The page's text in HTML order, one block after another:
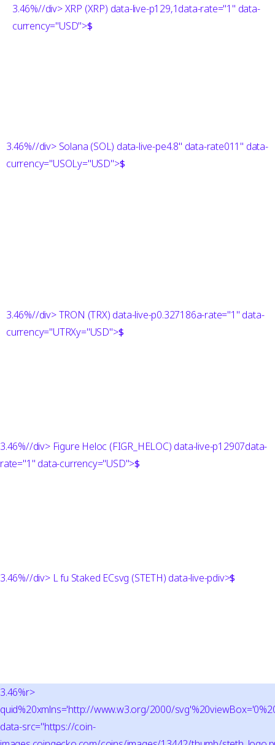
3.46%//div> XRP (XRP) data-live-p129,1data-rate="1" data-
currency="USD">$
3.46%//div> Solana (SOL) data-live-pe4.8" data-rate011" data-
currency="USOLy="USD">$
3.46%//div> TRON (TRX) data-live-p0.327186a-rate="1" data-
currency="UTRXy="USD">$
3.46%//div> Figure Heloc (FIGR_HELOC) data-live-p12907data-
rate="1" data-currency="USD">$
3.46%//div> L fu Staked ECsvg (STETH) data-live-pdiv>$
3.46%r>
quid%20xmlns='http://www.w3.org/2000/
data-src="https://coin-